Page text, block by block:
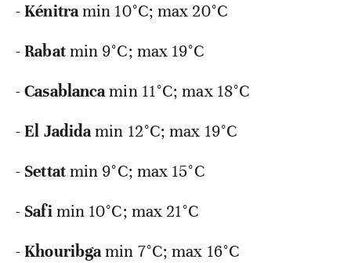
-Kénitramin 10°C; max 20°C
-Rabatmin 9°C; max 19°C
-Casablancamin 11°C; max 18°C
-El Jadidamin 12°C; max 19°C
- Settatmin 9°C; max 15°C
- Safimin 10°C; max 21°C
-Khouribgamin 7°C; max 16°C